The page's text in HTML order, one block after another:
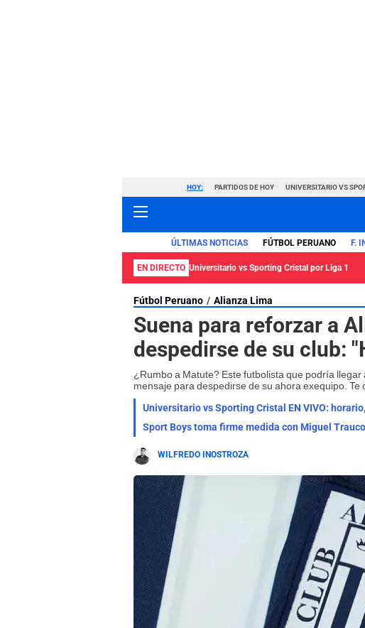
HOY: PARTIDOS DE HOY UNIVERSITARIO VS
ÚLTIMAS NOTICIAS FÚTBOL PERUANO F.
EN DIRECTO Universitario vs Sporting Cristal por Liga 1
Fútbol Peruano Alianza Lima
Suena para reforzar a
despedirse de su club:
¿Rumbo a Matute? Este futbolista que podría
mensaje para despedirse de su ahora exequipo. Te
Sport Boys toma firme medida con Miguel
WILFREDO INOSTROZA